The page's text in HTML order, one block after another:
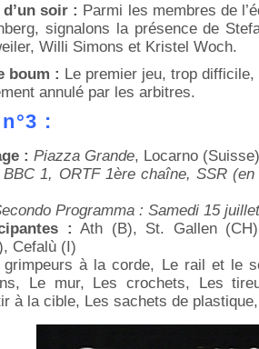
soir : Parmi les membres de
signalons la présence de
Willi Simons et Kristel Woch.
boum : Le premier jeu, trop
annulé par les arbitres.
:
: Piazza Grande, Locarno (Suisse)
1, ORTF 1ère chaîne, SSR
Programma : Samedi 15 juillet
: Ath (B), St. Gallen
Cefalù (I)
à la corde, Le rail et le
Le mur, Les crochets, Les
à la cible, Les sachets de